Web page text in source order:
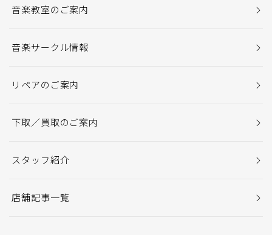
音楽教室のご案内
音楽サークル情報
リペアのご案内
下取／買取のご案内
スタッフ紹介
店舗記事一覧